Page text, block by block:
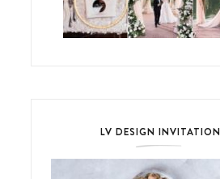
LV DESIGN INVITATION